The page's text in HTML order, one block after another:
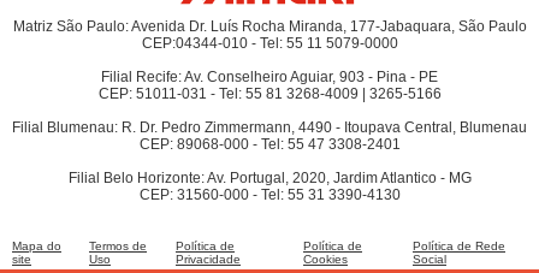
Matriz São Paulo: Avenida Dr. Luís Rocha Miranda, 177-Jabaquara, São Paulo
CEP:04344-010 - Tel: 55 11 5079-0000
Filial Recife: Av. Conselheiro Aguiar, 903 - Pina - PE
CEP: 51011-031 - Tel: 55 81 3268-4009 | 3265-5166
Filial Blumenau: R. Dr. Pedro Zimmermann, 4490 - Itoupava Central, Blumenau
CEP: 89068-000 - Tel: 55 47 3308-2401
Filial Belo Horizonte: Av. Portugal, 2020, Jardim Atlantico - MG
CEP: 31560-000 - Tel: 55 31 3390-4130
Mapa do
site
Termos de
Uso
Política de
Privacidade
Política de
Cookies
Política de Rede
Social